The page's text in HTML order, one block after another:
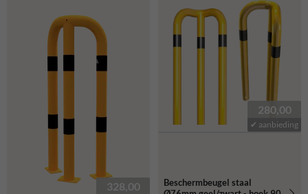
328,00
280,00
✔ aanbieding
Beschermbeugel staal